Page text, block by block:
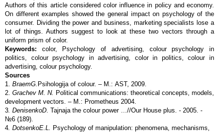
Authors of this article considered color influence in policy and economy.
On different examples showed the general impact on psychology of the
consumer. Dividing the power and business, marketing specialists lose a
lot of things. Authors suggest to look at these two vectors through a
uniform prism of color.
Keywords: сolor, Psychology of advertising, colour psychology in
politics, colour psychology in advertising, color in politics, colour in
advertising, colour psychology.
Sources
1. BraemG. Psihologija of colour. – М.: АSТ, 2009.
2. Grachev M. N. Political communications: theoretical concepts, models,
development vectors. – М.: Prometheus 2004.
3 DenisenkoD . Tajnaja the colour power …//Our House plus. - 2005. -
№6 (189).
4 DotsenkoE.L.
Psychology of manipulation: phenomena, mechanisms,